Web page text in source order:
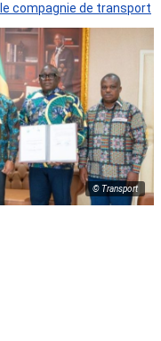
compagnie de transport
© Transport